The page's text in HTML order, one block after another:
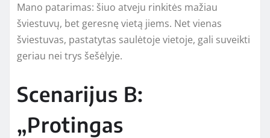
Mano patarimas: šiuo atveju rinkitės mažiau
šviestuvų, bet geresnę vietą jiems. Net vienas
šviestuvas, pastatytas saulėtoje vietoje, gali suveikti
geriau nei trys šešėlyje.
Scenarijus B:
„Protingas